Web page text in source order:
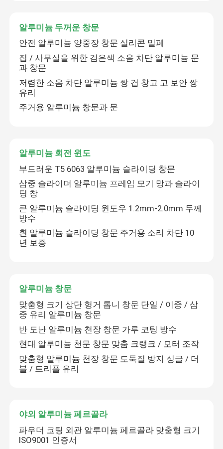
알루미늄 두꺼운 창문
안전 알루미늄 양중장 창문 실리콘 밀폐
집 / 사무실을 위한 검은색 소음 차단 알루미늄 문
과 창문
저렴한 소음 차단 알루미늄 쌍 겹 창고 고 보안 쌍
유리
주거용 알루미늄 창문과 문
알루미늄 회전 윈도
부드러운 T5 6063 알루미늄 슬라이딩 창문
삼중 슬라이더 알루미늄 프레임 모기 망과 슬라이
딩 창
큰 알루미늄 슬라이딩 윈도우 1.2mm-2.0mm 두께
방수
흰 알루미늄 슬라이딩 창문 주거용 소리 차단 10
년 보증
알루미늄 창문
맞춤형 크기 상단 헝거 톱니 창문 단일 / 이중 / 삼
중 유리 알루미늄 창문
반 도난 알루미늄 천장 창문 가루 코팅 방수
현대 알루미늄 천문 창문 맞춤 크랭크 / 모터 조작
맞춤형 알루미늄 천장 창문 도둑질 방지 싱글 / 더
블 / 트리플 유리
야외 알루미늄 페르골라
파우더 코팅 외관 알루미늄 페르골라 맞춤형 크기
ISO9001 인증서